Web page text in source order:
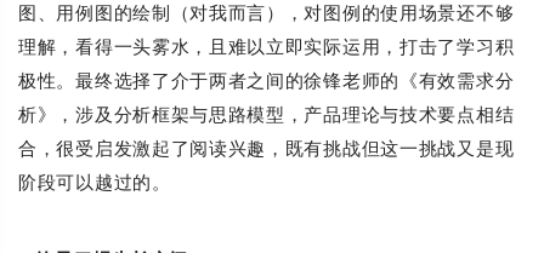
图、用例图的绘制（对我而言），对图例的使用场景还不够
理解，看得一头雾水，且难以立即实际运用，打击了学习积
极性。最终选择了介于两者之间的徐锋老师的《有效需求分
析》，涉及分析框架与思路模型，产品理论与技术要点相结
合，很受启发激起了阅读兴趣，既有挑战但这一挑战又是现
阶段可以越过的。